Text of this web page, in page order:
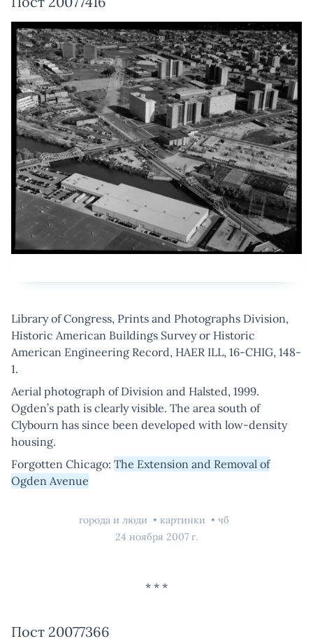
Library of Congress, Prints and Photographs Division,
Historic American Buildings Survey or Historic
American Engineering Record, HAER ILL, 16-CHIG, 148-
1.
Aerial photograph of Division and Halsted, 1999.
Ogden’s path is clearly visible. The area south of
Clybourn has since been developed with low-density
housing.
Forgotten Chicago: The Extension and Removal of
Ogden Avenue
города и люди картинки
чб
24 ноября 2007 г.
Пост 20077366